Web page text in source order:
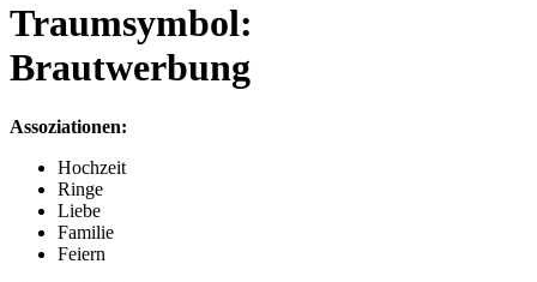
Traumsymbol:
Brautwerbung
Assoziationen:
Hochzeit
Ringe
Liebe
Familie
Feiern